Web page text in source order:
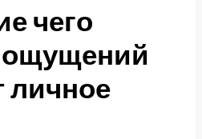
чего